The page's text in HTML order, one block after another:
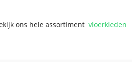
ons hele assortimentvloerkleden